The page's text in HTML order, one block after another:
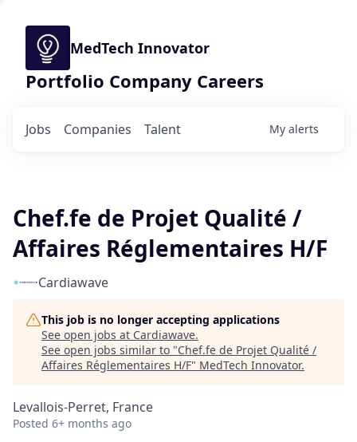
MedTech Innovator
Portfolio Company Careers
Jobs Companies Talent My alerts
Chef.fe de Projet Qualité /
Affaires Réglementaires H/F
Cardiawave
This job is no longer accepting applications
See open jobs at Cardiawave.
See open jobs similar to "Chef.fe de Projet Qualité /
Affaires Réglementaires H/F" MedTech Innovator.
Levallois-Perret, France
Posted 6+ months ago